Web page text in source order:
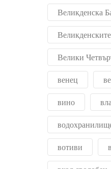
Великденска
Велики
венец
вино
вотиви